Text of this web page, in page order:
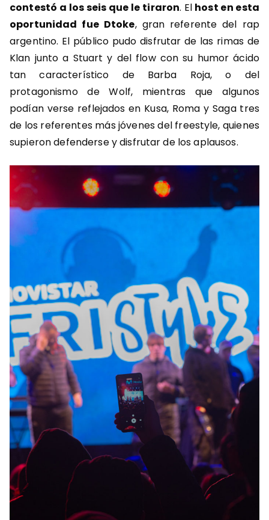
contestó a los seis que le tiraron. El host en esta
oportunidad fue Dtoke, gran referente del rap
argentino. El público pudo disfrutar de las rimas de
Klan junto a Stuart y del flow con su humor ácido
tan característico de Barba Roja, o del
protagonismo de Wolf, mientras que algunos
podían verse reflejados en Kusa, Roma y Saga tres
de los referentes más jóvenes del freestyle, quienes
supieron defenderse y disfrutar de los aplausos.